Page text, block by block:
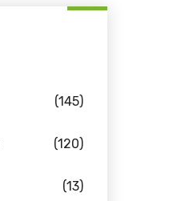
(145)
(120)
(13)